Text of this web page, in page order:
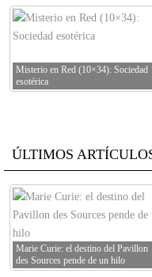
Misterio en Red (10×34): Sociedad
esotérica
ÚLTIMOS
Marie Curie: el destino del Pavillon
des Sources pende de un hilo